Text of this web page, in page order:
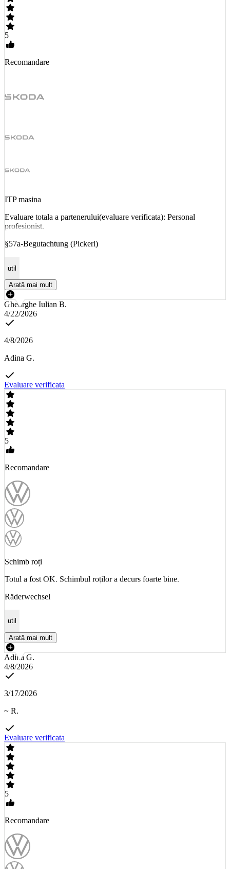
5
Recomandare
ITP masina
Evaluare totala a partenerului(evaluare verificata): Personal
profesionist.
§57a-Begutachtung (Pickerl)
util
Arată mai mult
Gheorghe Iulian B.
4/22/2026
4/8/2026
Adina G.
Evaluare verificata
5
Recomandare
Schimb roți
Totul a fost OK. Schimbul roților a decurs foarte bine.
Räderwechsel
util
Arată mai mult
Adina G.
4/8/2026
3/17/2026
~ R.
Evaluare verificata
5
Recomandare